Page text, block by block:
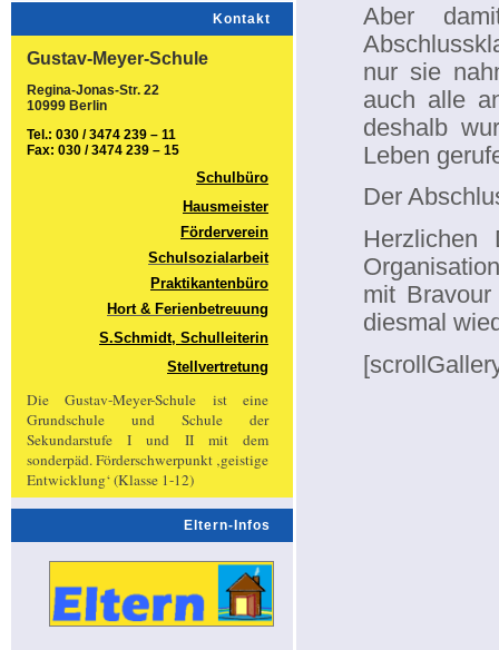
Kontakt
Gustav-Meyer-Schule
Regina-Jonas-Str. 22
10999 Berlin
Tel.: 030 / 3474 239 – 11
Fax: 030 / 3474 239 – 15
Schulbüro
Hausmeister
Förderverein
Schulsozialarbeit
Praktikantenbüro
Hort & Ferienbetreuung
S.Schmidt, Schulleiterin
Stellvertretung
Die Gustav-Meyer-Schule ist eine
Grundschule und Schule der
Sekundarstufe I und II mit dem
sonderpäd. Förderschwerpunkt ‚geistige
Entwicklung‘ (Klasse 1-12)
Eltern-Infos
Aber
nur sie
auch alle
deshalb
Leben
Der
mit
diesmal